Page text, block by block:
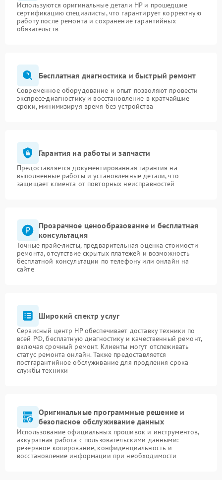
Используются оригинальные детали HP и прошедшие
сертификацию специалисты, что гарантирует корректную
работу после ремонта и сохранение гарантийных
обязательств
Бесплатная диагностика и быстрый ремонт
Современное оборудование и опыт позволяют провести
экспресс-диагностику и восстановление в кратчайшие
сроки, минимизируя время без устройства
Гарантия на работы и запчасти
Предоставляется документированная гарантия на
выполненные работы и установленные детали, что
защищает клиента от повторных неисправностей
Прозрачное ценообразование и бесплатная
консультация
Точные прайс-листы, предварительная оценка стоимости
ремонта, отсутствие скрытых платежей и возможность
бесплатной консультации по телефону или онлайн на
сайте
Широкий спектр услуг
Сервисный центр HP обеспечивает доставку техники по
всей РФ, бесплатную диагностику и качественный ремонт,
включая срочный ремонт. Клиенты могут отслеживать
статус ремонта онлайн. Также предоставляется
постгарантийное обслуживание для продления срока
службы техники
Оригинальные программные решение и
безопасное обслуживание данных
Использование официальных прошивок и инструментов,
аккуратная работа с пользовательскими данными:
резервное копирование, конфиденциальность и
восстановление информации при необходимости